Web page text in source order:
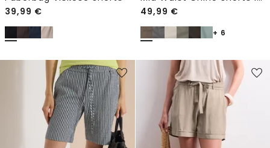
39,99 €
49,99 €
+ 6